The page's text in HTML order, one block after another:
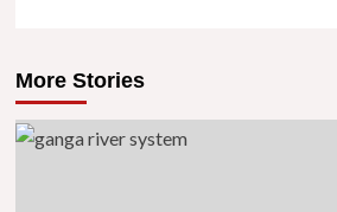
More Stories